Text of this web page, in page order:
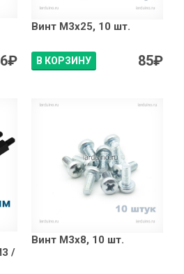
₽
Винт М3х25, 10 шт.
В КОРЗИНУ 85₽
/
Винт М3х8, 10 шт.